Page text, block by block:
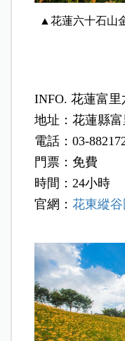
▲花蓮六十石山
INFO. 花蓮富里
地址：花蓮縣
電話：03-
門票：免費
時間：24小時
官網：花東縱